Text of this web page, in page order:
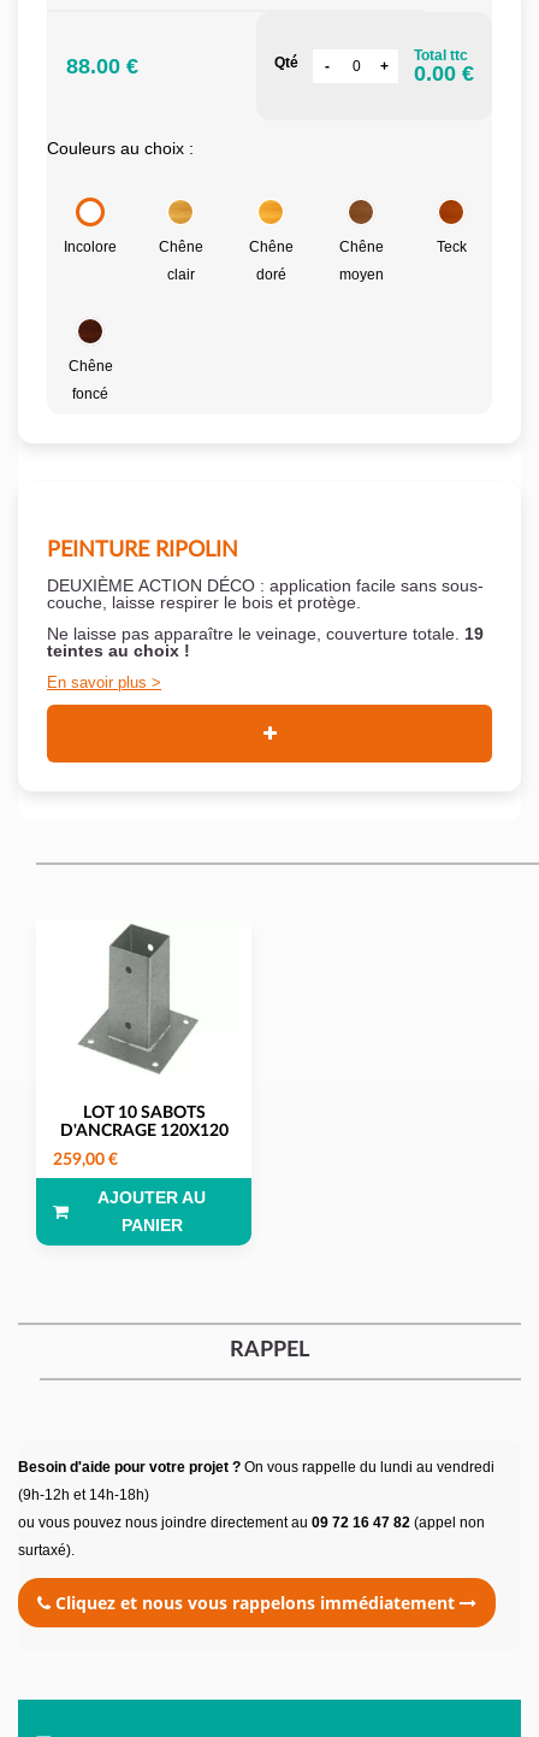
88.00 € Qté Total ttc
0.00 €
Couleurs au choix :
Incolore
Chêne
clair
Chêne
doré
Chêne
moyen
Teck
Chêne
foncé
PEINTURE RIPOLIN
DEUXIÈME ACTION DÉCO : application facile sans sous-
couche, laisse respirer le bois et protège.
Ne laisse pas apparaître le veinage, couverture totale. 19
teintes au choix !
En savoir plus
LOT 10 SABOTS
D'ANCRAGE 120X120
259,00 €
AJOUTER AU
PANIER
RAPPEL
Besoin d'aide pour votre projet ? On vous rappelle du lundi au vendredi
(9h-12h et 14h-18h)
ou vous pouvez nous joindre directement au 09 72 16 47 82 (appel non
surtaxé).
Cliquez et nous vous rappelons immédiatement